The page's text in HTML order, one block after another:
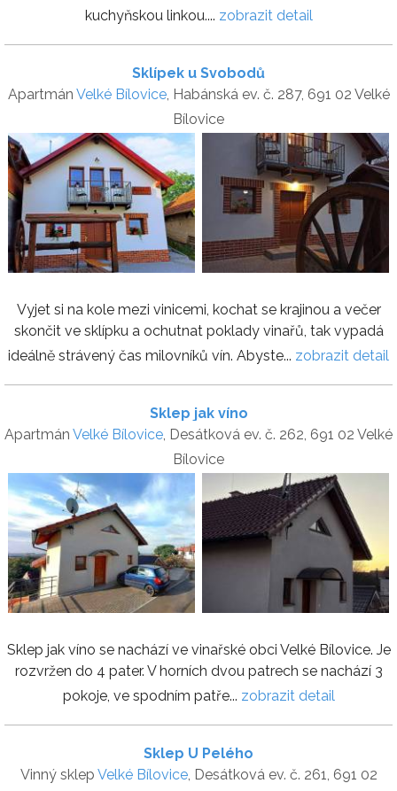
kuchyňskou linkou.... zobrazit detail
Sklípek u Svobodů
Apartmán Velké Bílovice, Habánská ev. č. 287, 691 02 Velké
Bílovice
Vyjet si na kole mezi vinicemi, kochat se krajinou a večer
skončit ve sklípku a ochutnat poklady vinařů, tak vypadá
ideálně strávený čas milovníků vín. Abyste... zobrazit detail
Sklep jak víno
Apartmán Velké Bílovice, Desátková ev. č. 262, 691 02 Velké
Bílovice
Sklep jak víno se nachází ve vinařské obci Velké Bílovice. Je
rozvržen do 4 pater. V horních dvou patrech se nachází 3
pokoje, ve spodním patře... zobrazit detail
Sklep U Pelého
Vinný sklep Velké Bílovice, Desátková ev. č. 261, 691 02